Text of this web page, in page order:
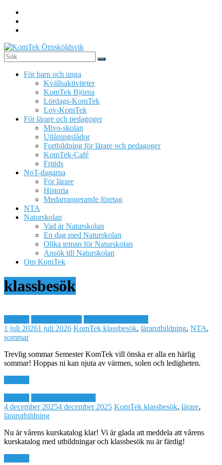
Hoppa
innehåll
KomTek
Örnsköldsvik
Teknikinspiration
För barn och unga
Kvällsaktiviteter
KomTek Björna
Lördags-KomTek
Lov-KomTek
För lärare och pedagoger
Mivo-skolan
Utlåningslådor
Fortbildning för lärare och pedagoger
KomTek-Café
Fritids
NoT-dagarna
För lärare
Historia
Medarrangerande företag
NTA
Naturskolan
Vad är Naturskolan
En dag med Naturskolan
Olika teman för Naturskolan
Ansök till Naturskolan
Om KomTek
klassbesök
1 juli 20261 juli 2026 KomTek klassbesök, lärarutbildning, NTA,
sommar
Trevlig sommar Semester KomTek vill önska er alla en härlig
sommar! Hoppas ni kan njuta av värmen, solen och ledigheten.
4 december 20254 december 2025 KomTek klassbesök, lärare,
lärarutbildning
Nu är vårens kurskatalog klar! Vi är glada att meddela att vårens
kurskatalog med utbildningar och klassbesök nu är färdig!